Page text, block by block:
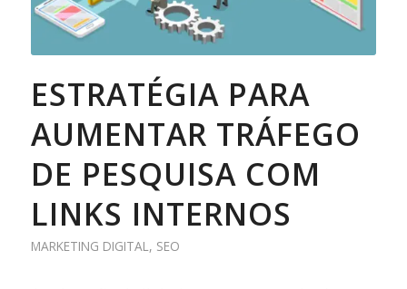
ESTRATÉGIA PARA
AUMENTAR TRÁFEGO
DE PESQUISA COM
LINKS INTERNOS
MARKETING DIGITAL , SEO